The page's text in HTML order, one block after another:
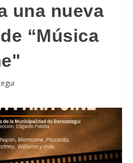
una nueva
“Música